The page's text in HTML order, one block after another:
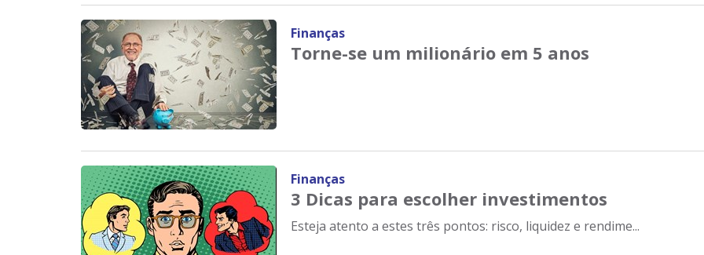
Finanças
Torne-se um milionário em 5 anos
Finanças
3 Dicas para escolher investimentos
Esteja atento a estes três pontos: risco, liquidez e rendime...